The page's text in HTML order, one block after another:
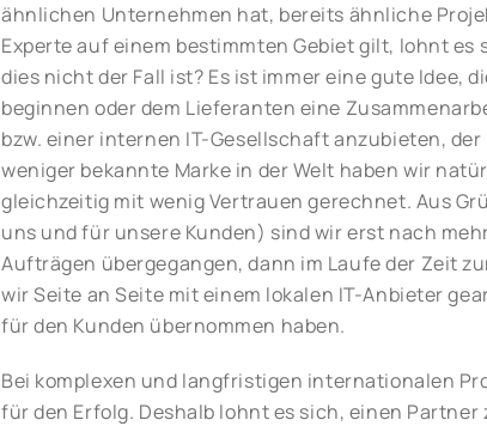
ähnlichen Unternehmen hat, bereits ähnliche
Experte auf einem bestimmten Gebiet gilt, lohnt
dies nicht der Fall ist? Es ist immer eine gute Idee,
beginnen oder dem Lieferanten eine
bzw. einer internen IT-Gesellschaft anzubieten,
weniger bekannte Marke in der Welt haben wir
gleichzeitig mit wenig Vertrauen gerechnet. Aus
uns und für unsere Kunden) sind wir erst nach
Aufträgen übergegangen, dann im Laufe der Zeit
wir Seite an Seite mit einem lokalen IT-Anbieter
für den Kunden übernommen haben.
Bei komplexen und langfristigen internationalen
für den Erfolg. Deshalb lohnt es sich, einen